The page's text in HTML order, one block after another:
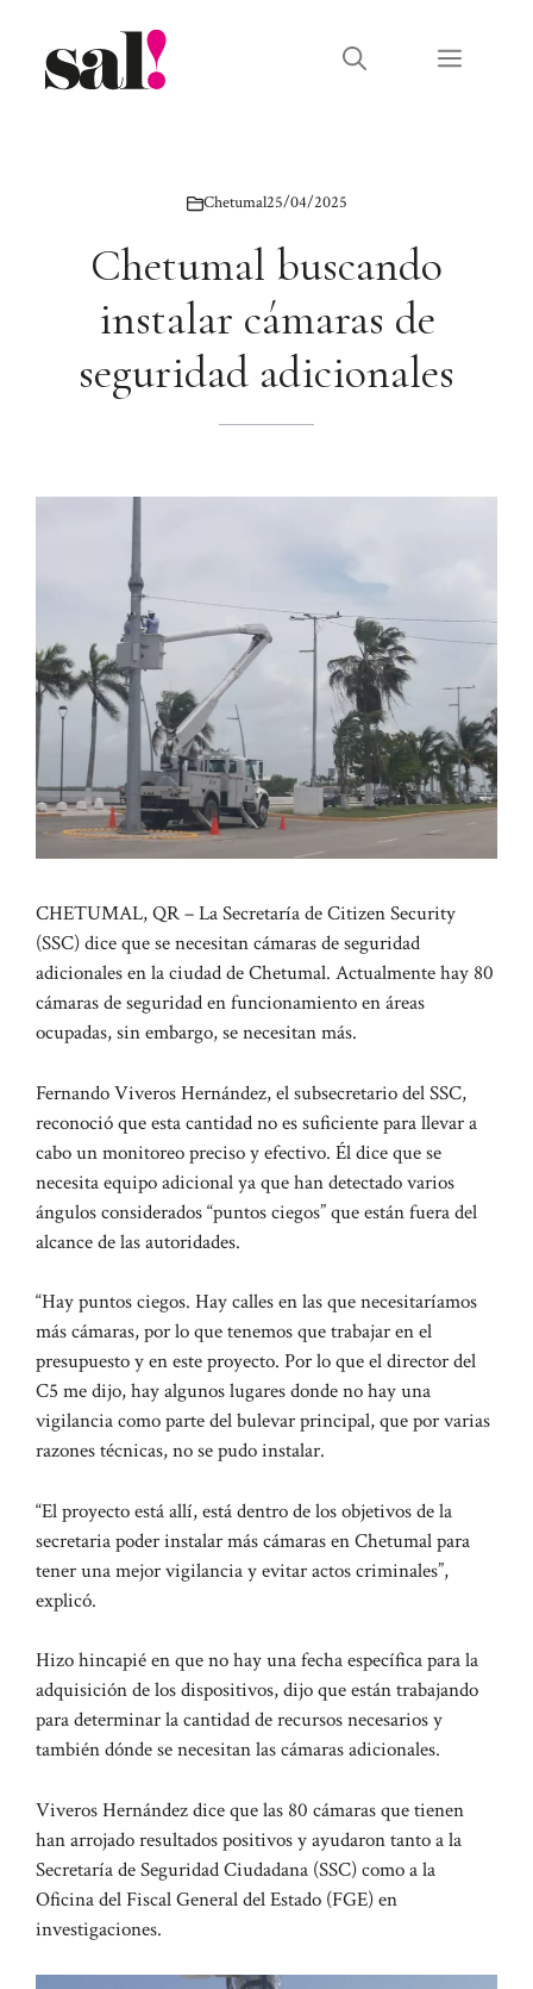
contenido
Menú
Chetumal25/04/2025
Chetumal buscando
instalar cámaras de
seguridad adicionales
CHETUMAL, QR – La Secretaría de Citizen Security
(SSC) dice que se necesitan cámaras de seguridad
adicionales en la ciudad de Chetumal. Actualmente hay 80
cámaras de seguridad en funcionamiento en áreas
ocupadas, sin embargo, se necesitan más.
Fernando Viveros Hernández, el subsecretario del SSC,
reconoció que esta cantidad no es suficiente para llevar a
cabo un monitoreo preciso y efectivo. Él dice que se
necesita equipo adicional ya que han detectado varios
ángulos considerados “puntos ciegos” que están fuera del
alcance de las autoridades.
“Hay puntos ciegos. Hay calles en las que necesitaríamos
más cámaras, por lo que tenemos que trabajar en el
presupuesto y en este proyecto. Por lo que el director del
C5 me dijo, hay algunos lugares donde no hay una
vigilancia como parte del bulevar principal, que por varias
razones técnicas, no se pudo instalar.
“El proyecto está allí, está dentro de los objetivos de la
secretaria poder instalar más cámaras en Chetumal para
tener una mejor vigilancia y evitar actos criminales”,
explicó.
Hizo hincapié en que no hay una fecha específica para la
adquisición de los dispositivos, dijo que están trabajando
para determinar la cantidad de recursos necesarios y
también dónde se necesitan las cámaras adicionales.
Viveros Hernández dice que las 80 cámaras que tienen
han arrojado resultados positivos y ayudaron tanto a la
Secretaría de Seguridad Ciudadana (SSC) como a la
Oficina del Fiscal General del Estado (FGE) en
investigaciones.